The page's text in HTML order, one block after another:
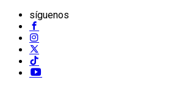
síguenos